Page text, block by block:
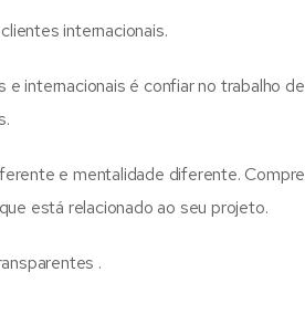
internacionais.
internacionais é confiar no trabalho
e mentalidade diferente.
está relacionado ao seu projeto.
.